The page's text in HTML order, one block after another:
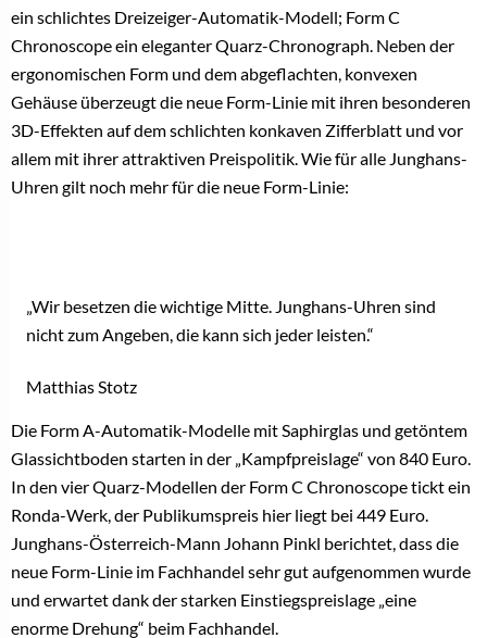
ein schlichtes Dreizeiger-Automatik-Modell; Form C
Chronoscope ein eleganter Quarz-Chronograph. Neben der
ergonomischen Form und dem abgeflachten, konvexen
Gehäuse überzeugt die neue Form-Linie mit ihren besonderen
3D-Effekten auf dem schlichten konkaven Zifferblatt und vor
allem mit ihrer attraktiven Preispolitik. Wie für alle Junghans-
Uhren gilt noch mehr für die neue Form-Linie:
„Wir besetzen die wichtige Mitte. Junghans-Uhren sind
nicht zum Angeben, die kann sich jeder leisten.“
Matthias Stotz
Die Form A-Automatik-Modelle mit Saphirglas und getöntem
Glassichtboden starten in der „Kampfpreislage“ von 840 Euro.
In den vier Quarz-Modellen der Form C Chronoscope tickt ein
Ronda-Werk, der Publikumspreis hier liegt bei 449 Euro.
Junghans-Österreich-Mann Johann Pinkl berichtet, dass die
neue Form-Linie im Fachhandel sehr gut aufgenommen wurde
und erwartet dank der starken Einstiegspreislage „eine
enorme Drehung“ beim Fachhandel.